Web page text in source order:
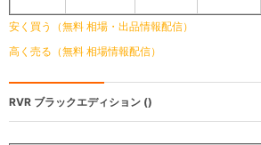
安く買う（無料 相場・出品情報配信）
高く売る（無料 相場情報配信）
RVR ブラックエディション ()